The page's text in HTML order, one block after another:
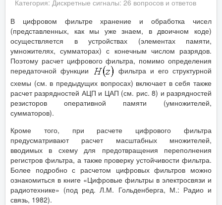
Категория: Дискретные сигналы: 26 вопросов и ответов
В цифровом фильтре хранение и обработка чисел
(представленных, как мы уже знаем, в двоичном коде)
осуществляется в устройствах (элементах памяти,
умножителях, сумматорах) с конечным числом разрядов.
Поэтому расчет цифрового фильтра, помимо определения
передаточной функции
фильтра и его структурной
схемы (см. в предыдущих вопросах) включает в себя также
расчет разрядностей АЦП и ЦАП (см. рис. 8) и разрядностей
резисторов оперативной памяти (умножителей,
сумматоров).
Кроме того, при расчете цифрового фильтра
предусматривают расчет масштабных множителей,
вводимых в схему для предотвращения переполнения
регистров фильтра, а также проверку устойчивости фильтра.
Более подробно с расчетом цифровых фильтров можно
ознакомиться в книге «Цифровые фильтры в электросвязи и
радиотехнике» (под ред. Л.М. Гольденберга, М.: Радио и
связь, 1982).